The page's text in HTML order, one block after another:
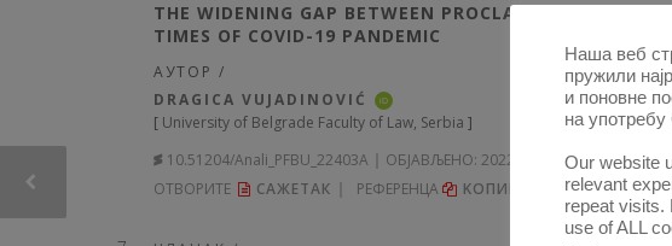
THE WIDENING GAP BETWEEN PROCLAIMED GENDER
TIMES OF COVID-19 PANDEMIC
АУТОР /
DRAGICA VUJADINOVIĆ
iD
[ University of Belgrade Faculty of Law, Serbia ]
10.51204/Anali_PFBU_22403A
ОБЈАВЉЕНО: 2022, ГОДИНА
ОТВОРИТЕ
САЖЕТАК РЕФЕРЕНЦА KОПИРАЈ
Наша веб
пружили
и поновне
на
Our website
relevant
repeat visits.
use of ALL